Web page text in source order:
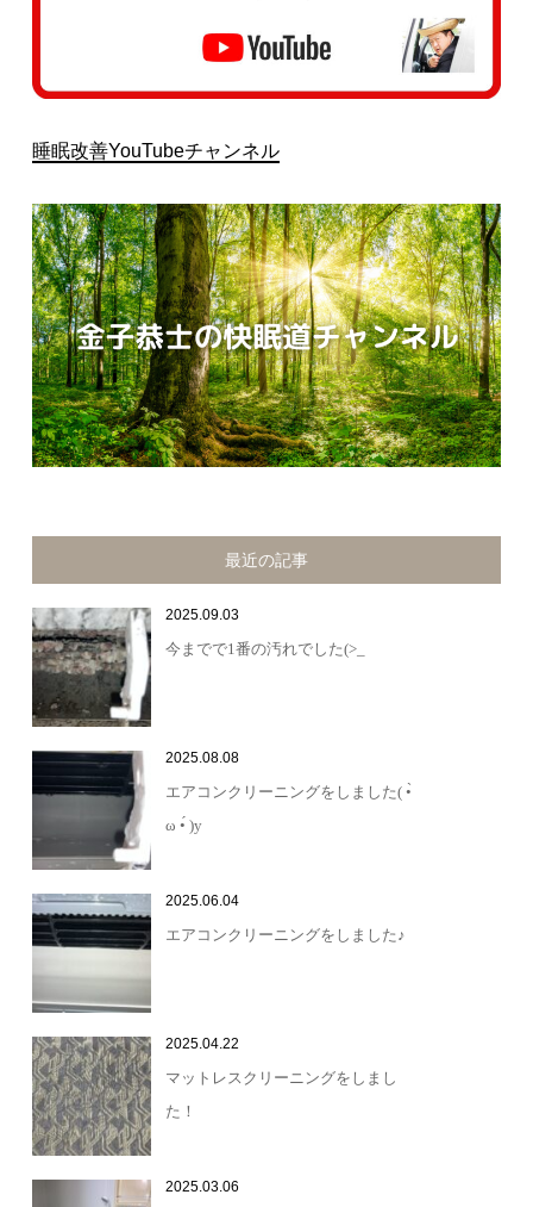
睡眠改善YouTubeチャンネル
最近の記事
2025.09.03
今までで1番の汚れでした(>_
2025.08.08
エアコンクリーニングをしました( •̀
ω •́ )y
2025.06.04
エアコンクリーニングをしました♪
2025.04.22
マットレスクリーニングをしまし
た！
2025.03.06